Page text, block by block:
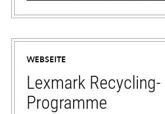
wird
in
neuen
Registerkarte
geöffnet
WEBSEITE
Lexmark Recycling-
Programme